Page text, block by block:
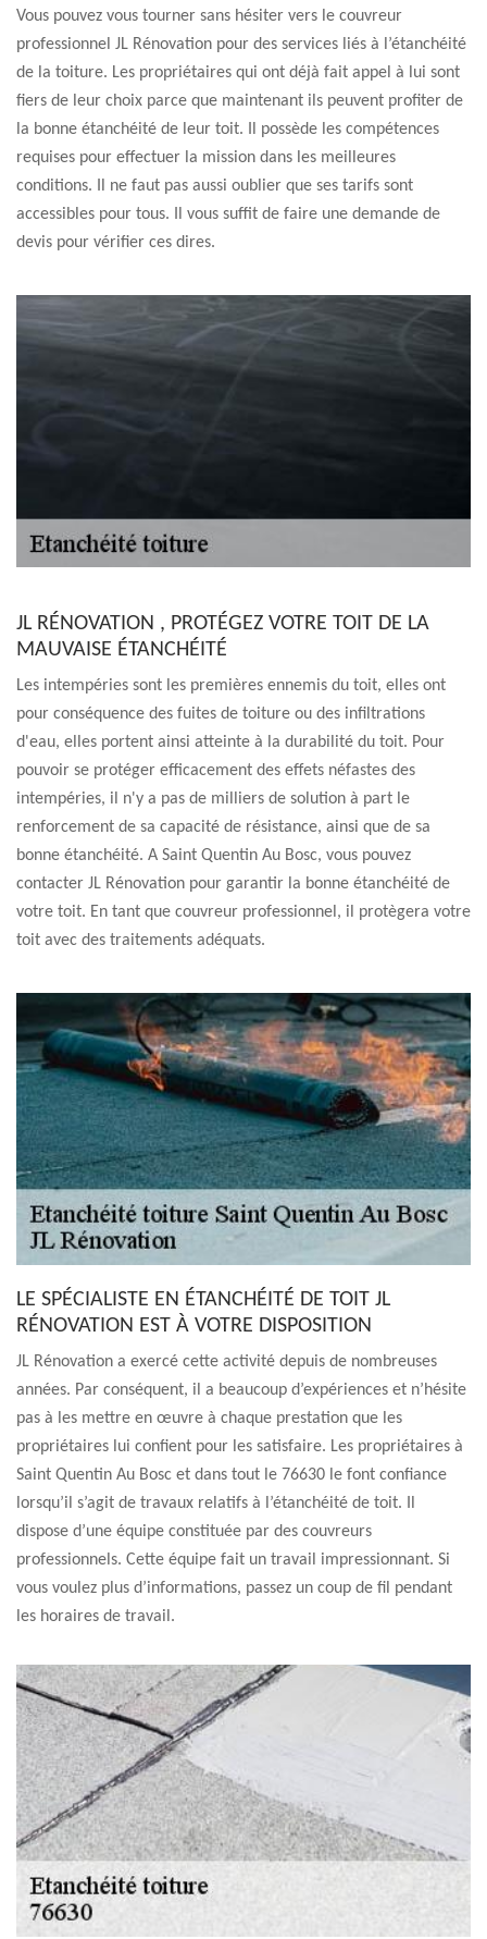
Vous pouvez vous tourner sans hésiter vers le couvreur
professionnel JL Rénovation pour des services liés à l’étanchéité
de la toiture. Les propriétaires qui ont déjà fait appel à lui sont
fiers de leur choix parce que maintenant ils peuvent profiter de
la bonne étanchéité de leur toit. Il possède les compétences
requises pour effectuer la mission dans les meilleures
conditions. Il ne faut pas aussi oublier que ses tarifs sont
accessibles pour tous. Il vous suffit de faire une demande de
devis pour vérifier ces dires.
JL RÉNOVATION , PROTÉGEZ VOTRE TOIT DE LA
MAUVAISE ÉTANCHÉITÉ
Les intempéries sont les premières ennemis du toit, elles ont
pour conséquence des fuites de toiture ou des infiltrations
d'eau, elles portent ainsi atteinte à la durabilité du toit. Pour
pouvoir se protéger efficacement des effets néfastes des
intempéries, il n'y a pas de milliers de solution à part le
renforcement de sa capacité de résistance, ainsi que de sa
bonne étanchéité. A Saint Quentin Au Bosc, vous pouvez
contacter JL Rénovation pour garantir la bonne étanchéité de
votre toit. En tant que couvreur professionnel, il protègera votre
toit avec des traitements adéquats.
LE SPÉCIALISTE EN ÉTANCHÉITÉ DE TOIT JL
RÉNOVATION EST À VOTRE DISPOSITION
JL Rénovation a exercé cette activité depuis de nombreuses
années. Par conséquent, il a beaucoup d’expériences et n’hésite
pas à les mettre en œuvre à chaque prestation que les
propriétaires lui confient pour les satisfaire. Les propriétaires à
Saint Quentin Au Bosc et dans tout le 76630 le font confiance
lorsqu’il s’agit de travaux relatifs à l’étanchéité de toit. Il
dispose d’une équipe constituée par des couvreurs
professionnels. Cette équipe fait un travail impressionnant. Si
vous voulez plus d’informations, passez un coup de fil pendant
les horaires de travail.